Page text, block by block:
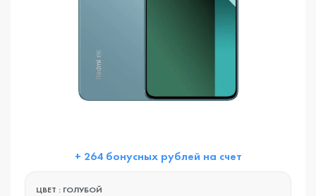
+ 264 бонусных рублей на счет
ЦВЕТ : ГОЛУБОЙ